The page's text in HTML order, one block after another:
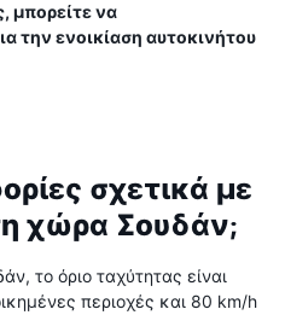
μπορείτε να
την ενοικίαση αυτοκινήτου
σχετικά με
χώρα Σουδάν;
το όριο ταχύτητας είναι
περιοχές και 80 km/h